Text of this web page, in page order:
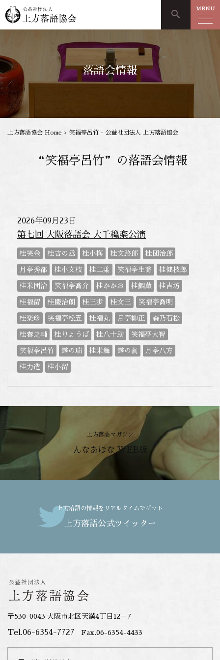
search MENU
落語会情報
上方落語協会 Home > 笑福亭呂竹 - 公益社団法人 上方落語協会
“笑福亭呂竹”の落語会情報
2026年09月23日
第七回 大阪落語会 大千穐楽公演
桂笑金 桂吉の丞 桂小梅 桂文路郎 桂団治郎
月亭秀都 桂小文枝 桂二乗 笑福亭生喬 桂健枝郎
桂米団治 笑福亭喬介 桂かかお 桂鯛蔵 桂吉坊
桂福留 桂慶治朗 桂三歩 桂文三 笑福亭喬明
桂楽珍 笑福亭松五 桂福丸 月亭柳正 森乃石松
桂春之輔 桂りょうば 桂八十助 笑福亭大智
笑福亭呂竹 露の瑞 桂米舞 露の眞 月亭八方
桂力造 桂小留
上方落語マガジン
んなあほな WEB版
上方落語の情報をリアルタイムでゲット
上方落語公式ツイッター
〒530-0043 大阪市北区天満4丁目12－7
Tel.06-6354-7727 Fax.06-6354-4433